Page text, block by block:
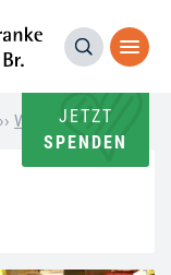
JETZT
SPENDEN
›› Wie andere helfen